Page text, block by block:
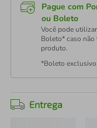
Pague com
ou Boleto
Você pode
Boleto* caso não
produto.
*Boleto exclusivo
Entrega